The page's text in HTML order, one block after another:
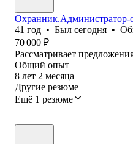
Охранник.Администратор-
41 год • Был сегодня •
70 000 ₽
Рассматривает
Общий опыт
8 лет 2 месяца
Другие резюме
Ещё 1 резюме